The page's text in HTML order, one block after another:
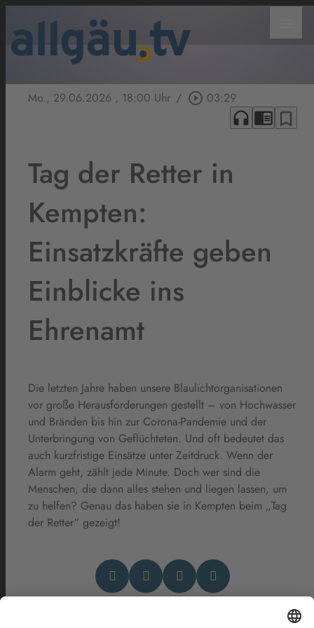
Mo., 29.06.2026 , 18:00 Uhr / play_circle_outline 03:29
headphones chrome_reader_mode bookmark_border
Tag der Retter in
Kempten:
Einsatzkräfte geben
Einblicke ins
Ehrenamt
Die letzten Jahre haben unsere Blaulichtorganisationen
vor große Herausforderungen gestellt – von Hochwasser
und Bränden bis hin zur Corona-Pandemie und der
Unterbringung von Geflüchteten. Und oft bedeutet das
auch kurzfristige Einsätze unter Zeitdruck. Wenn der
Alarm geht, zählt jede Minute. Doch wer sind die
Menschen, die dann alles stehen und liegen lassen, um
zu helfen? Genau das haben sie in Kempten beim „Tag
der Retter“ gezeigt!